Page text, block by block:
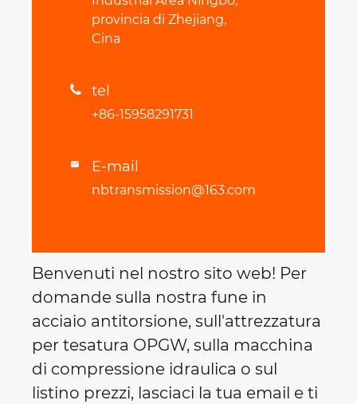
provincia di Zhejiang,
Cina
 tel
+86-15958291731
 E-mail
nbtransmission@163.com
Benvenuti nel nostro sito web! Per
domande sulla nostra fune in
acciaio antitorsione, sull'attrezzatura
per tesatura OPGW, sulla macchina
di compressione idraulica o sul
listino prezzi, lasciaci la tua email e ti